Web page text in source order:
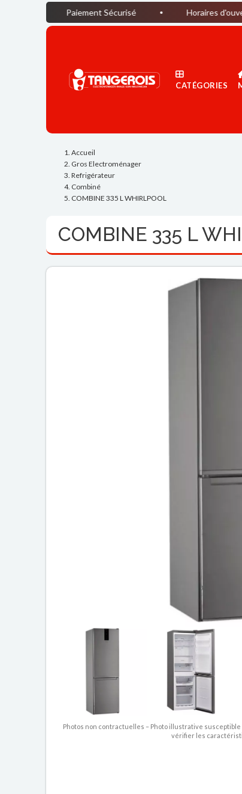
Paiement Sécurisé Horaires d'ouverture du
CATÉGORIES
Accueil
Gros Electroménager
Refrigérateur
Combiné
COMBINE 335 L WHIRLPOOL
COMBINE 335 L
Photos non contractuelles – Photo illustrative
vérifier les